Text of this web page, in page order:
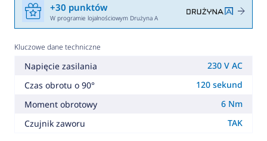
+30 punktów
W programie lojalnościowym Drużyna A
Kluczowe dane techniczne
Napięcie zasilania
230 V AC
Czas obrotu o 90°
120 sekund
Moment obrotowy
6 Nm
Czujnik zaworu
TAK